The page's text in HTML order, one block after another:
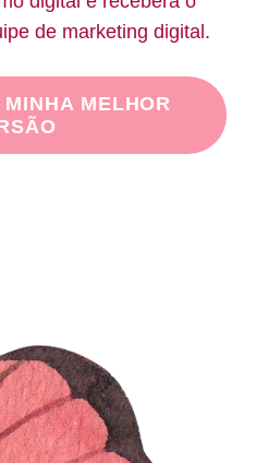
de marketing digital.
MELHOR